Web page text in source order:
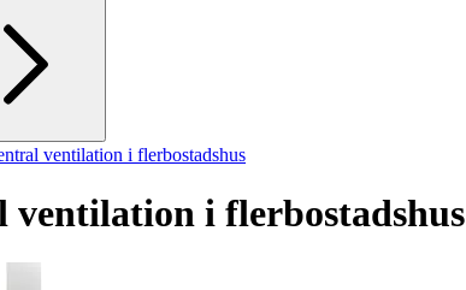
ventilation i flerbostadshus
ventilation i flerbostadshus